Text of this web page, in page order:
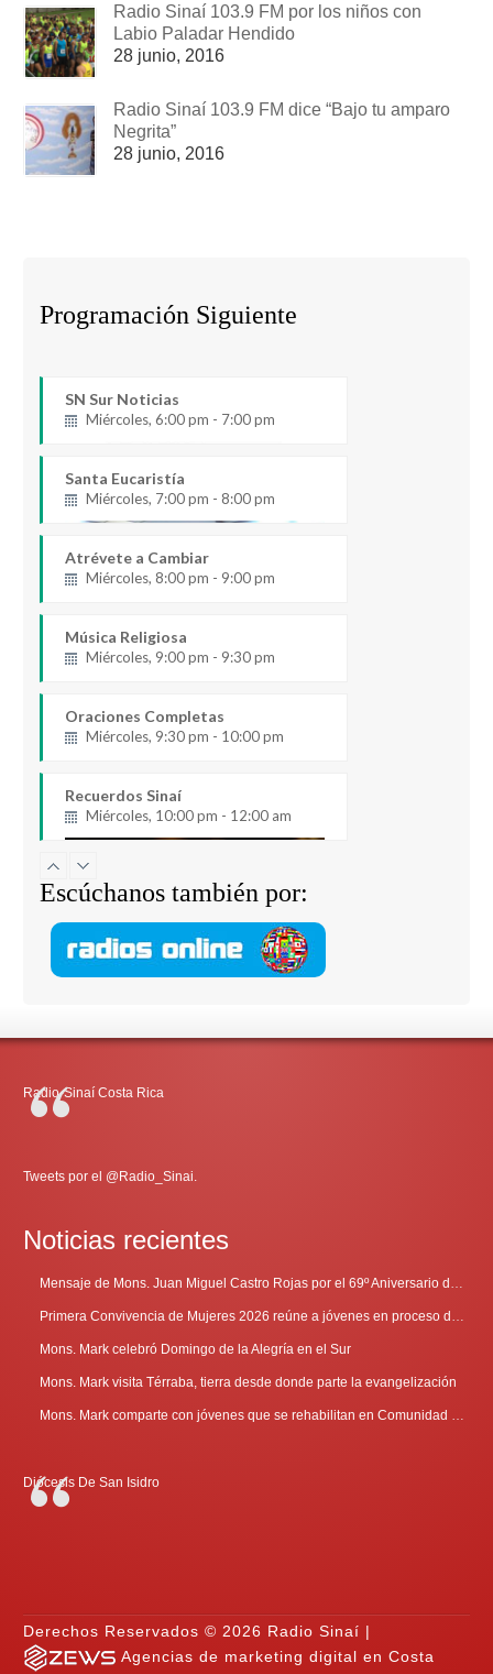
Radio Sinaí 103.9 FM por los niños con
Labio Paladar Hendido
28 junio, 2016
Radio Sinaí 103.9 FM dice “Bajo tu amparo
Negrita”
28 junio, 2016
Programación Siguiente
SN Sur Noticias
Miércoles, 6:00 pm - 7:00 pm
Santa Eucaristía
Miércoles, 7:00 pm - 8:00 pm
Atrévete a Cambiar
Miércoles, 8:00 pm - 9:00 pm
Música Religiosa
Miércoles, 9:00 pm - 9:30 pm
Oraciones Completas
Miércoles, 9:30 pm - 10:00 pm
Recuerdos Sinaí
Miércoles, 10:00 pm - 12:00 am
Escúchanos también por:
Radio-Sinaí Costa Rica
Tweets por el @Radio_Sinai.
Noticias recientes
Mons. Mark celebró Domingo de la Alegría en el Sur
Mons. Mark visita Térraba, tierra desde donde parte la evangelización
Diócesis De San Isidro
Derechos Reservados © 2026 Radio Sinaí |
Agencias de marketing digital en Costa